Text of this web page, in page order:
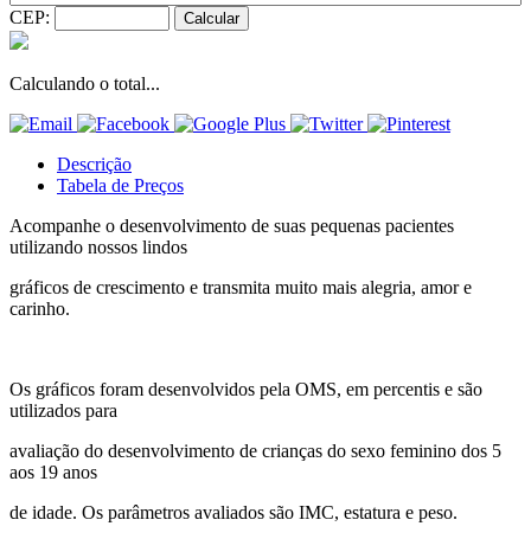
CEP:
Calculando o total...
Descrição
Tabela de Preços
Acompanhe o desenvolvimento de suas pequenas pacientes
utilizando nossos lindos
gráficos de crescimento e transmita muito mais alegria, amor e
carinho.
Os gráficos foram desenvolvidos pela OMS, em percentis e são
utilizados para
avaliação do desenvolvimento de crianças do sexo feminino dos 5
aos 19 anos
de idade. Os parâmetros avaliados são IMC, estatura e peso.